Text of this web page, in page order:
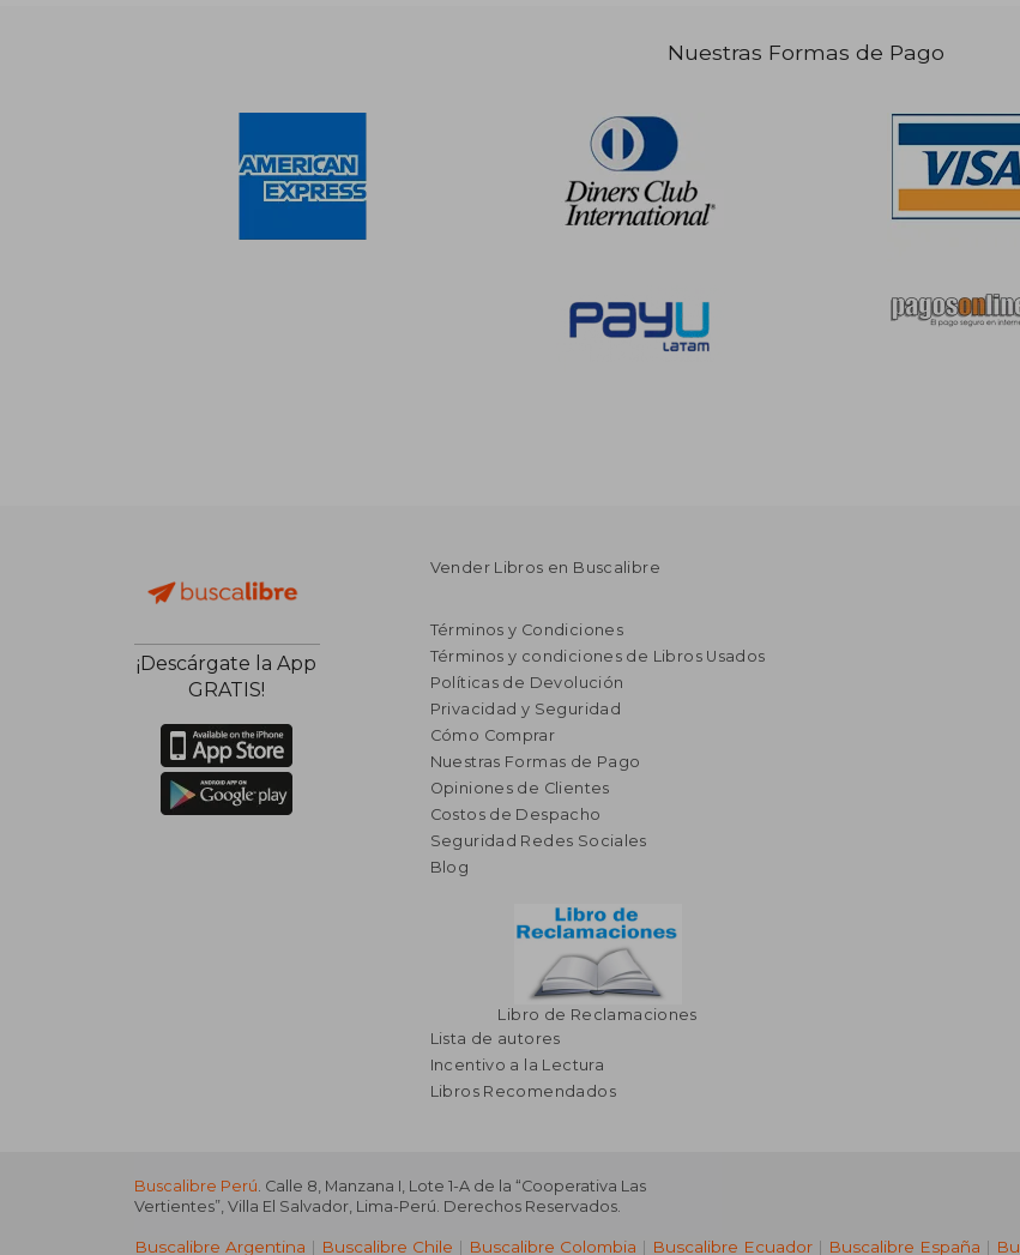
Nuestras Formas de Pago
¡Descárgate la App
GRATIS!
Vender Libros en Buscalibre
Términos y Condiciones
Términos y condiciones de Libros Usados
Políticas de Devolución
Privacidad y Seguridad
Cómo Comprar
Nuestras Formas de Pago
Opiniones de Clientes
Costos de Despacho
Seguridad Redes Sociales
Blog
Libro de Reclamaciones
Lista de autores
Incentivo a la Lectura
Libros Recomendados
Buscalibre Perú . Calle 8, Manzana I, Lote 1-A de la “Cooperativa Las
Vertientes”, Villa El Salvador, Lima-Perú. Derechos Reservados.
Buscalibre Argentina | Buscalibre Chile | Buscalibre Colombia | Buscalibre Ecuador | Buscalibre España |